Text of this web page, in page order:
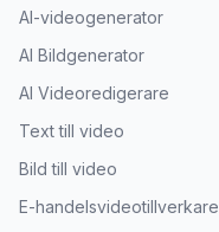
AI-videogenerator
AI Bildgenerator
AI Videoredigerare
Text till video
Bild till video
E-handelsvideotillverkare